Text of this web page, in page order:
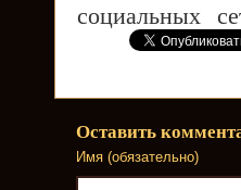
социальных
Оставить
Имя (обязательно)